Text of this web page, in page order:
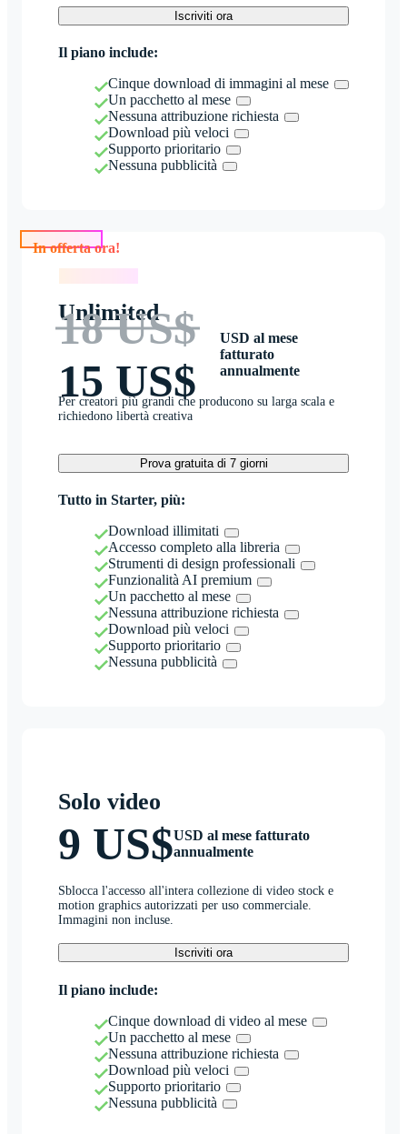
Iscriviti ora
Il piano include:
Cinque download di immagini al mese
Un pacchetto al mese
Nessuna attribuzione richiesta
Download più veloci
Supporto prioritario
Nessuna pubblicità
Unlimited
18 US$
15 US$
USD al mese
fatturato
annualmente
Per creatori più grandi che producono su larga scala e
richiedono libertà creativa
Prova gratuita di 7 giorni
Tutto in Starter, più:
Download illimitati
Accesso completo alla libreria
Strumenti di design professionali
Funzionalità AI premium
Un pacchetto al mese
Nessuna attribuzione richiesta
Download più veloci
Supporto prioritario
Nessuna pubblicità
Solo video
9 US$USD al mese fatturato
annualmente
Sblocca l'accesso all'intera collezione di video stock e
motion graphics autorizzati per uso commerciale.
Immagini non incluse.
Iscriviti ora
Il piano include:
Cinque download di video al mese
Un pacchetto al mese
Nessuna attribuzione richiesta
Download più veloci
Supporto prioritario
Nessuna pubblicità